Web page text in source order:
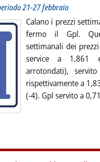
21-27 febbraio
Calano i prezzi
fermo il Gpl.
settimanali dei
service a 1,861
arrotondati),
rispettivamente a
(-4). Gpl servito a